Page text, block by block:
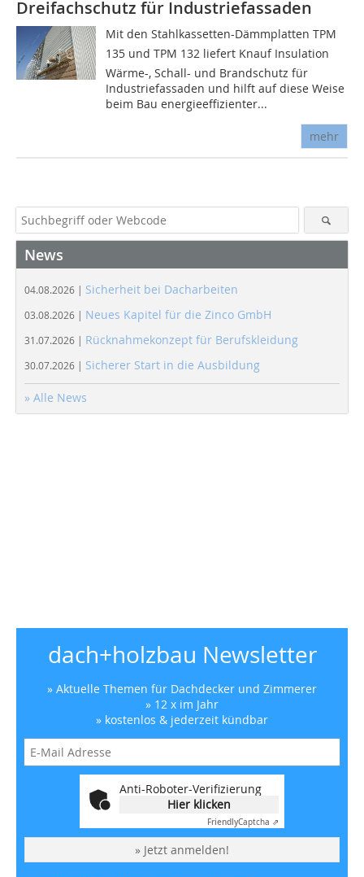
Dreifachschutz für Industriefassaden
Mit den Stahlkassetten-Dämmplatten TPM
135 und TPM 132 liefert Knauf Insulation
Wärme-, Schall- und Brandschutz für
Industriefassaden und hilft auf diese Weise
beim Bau energieeffizienter...
mehr
News
04.08.2026 | Sicherheit bei Dacharbeiten
03.08.2026 | Neues Kapitel für die Zinco GmbH
31.07.2026 | Rücknahmekonzept für Berufskleidung
30.07.2026 | Sicherer Start in die Ausbildung
» Alle News
dach+holzbau Newsletter
» Aktuelle Themen für Dachdecker und Zimmerer
» 12 x im Jahr
» kostenlos & jederzeit kündbar
Anti-Roboter-Verifizierung
Hier klicken
FriendlyCaptcha ⇗
» Jetzt anmelden!